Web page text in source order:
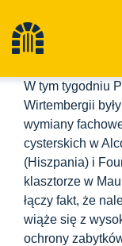
treściPrzełącz
Cysterny
Obiekty
Turystyka piesza
W tym tygodniu
Wirtembergii
wymiany
cysterskich w
(Hiszpania) i
klasztorze w
łączy fakt, że
wiąże się z
ochrony